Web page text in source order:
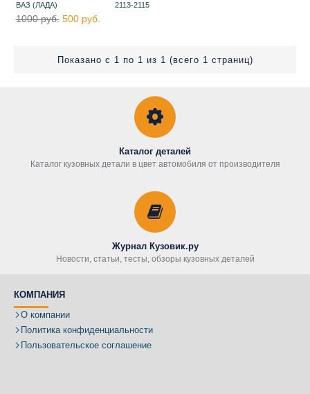
ВАЗ (ЛАДА) 2113-2115
1000 руб. 500 руб.
Показано с 1 по 1 из 1 (всего 1 страниц)
Каталог деталей
Каталог кузовных детали в цвет автомобиля от производителя
Журнал Кузовик.ру
Новости, статьи, тесты, обзоры кузовных деталей
КОМПАНИЯ
О компании
Политика конфиденциальности
Пользовательское соглашение